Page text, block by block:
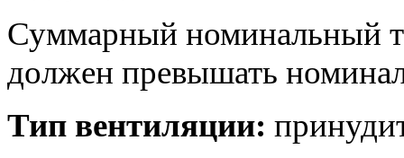
Суммарный номинальный
должен превышать
Тип вентиляции: